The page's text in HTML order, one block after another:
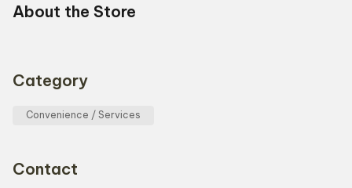
About the Store
Category
Convenience / Services
Contact